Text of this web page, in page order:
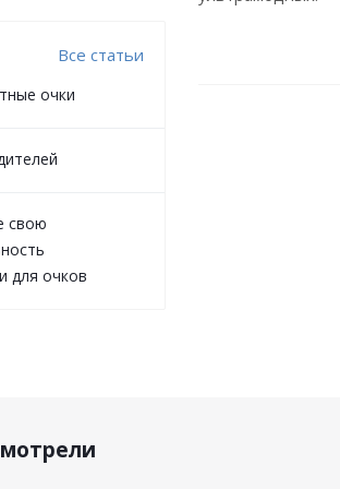
Все статьи
очки
свою
для очков